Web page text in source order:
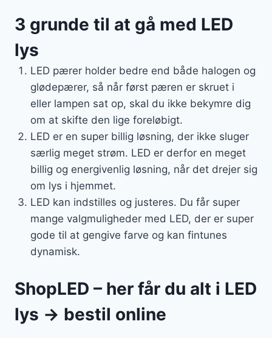
3 grunde til at gå med LED
lys
LED pærer holder bedre end både halogen og
glødepærer, så når først pæren er skruet i
eller lampen sat op, skal du ikke bekymre dig
om at skifte den lige foreløbigt.
LED er en super billig løsning, der ikke sluger
særlig meget strøm. LED er derfor en meget
billig og energivenlig løsning, når det drejer sig
om lys i hjemmet.
LED kan indstilles og justeres. Du får super
mange valgmuligheder med LED, der er super
gode til at gengive farve og kan fintunes
dynamisk.
ShopLED – her får du alt i LED
lys → bestil online